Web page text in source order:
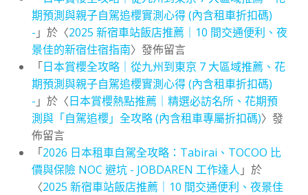
期預測與親子自駕追櫻實測心得 (內含租車折扣碼)
- 」於〈2025 新宿車站飯店推薦｜10 間交通便利、夜
景佳的新宿住宿指南〉發佈留言
「日本賞櫻全攻略｜從九州到東京 7 大區域推薦、花
期預測與親子自駕追櫻實測心得 (內含租車折扣碼)
- 」於〈日本賞櫻熱點推薦｜精選必訪名所、花期預
測與「自駕追櫻」全攻略 (內含租車專屬折扣碼)〉發
佈留言
「2026 日本租車自駕全攻略：Tabirai、TOCOO 比
價與保險 NOC 避坑 - JOBDAREN 工作達人 」於
〈2025 新宿車站飯店推薦｜10 間交通便利、夜景佳